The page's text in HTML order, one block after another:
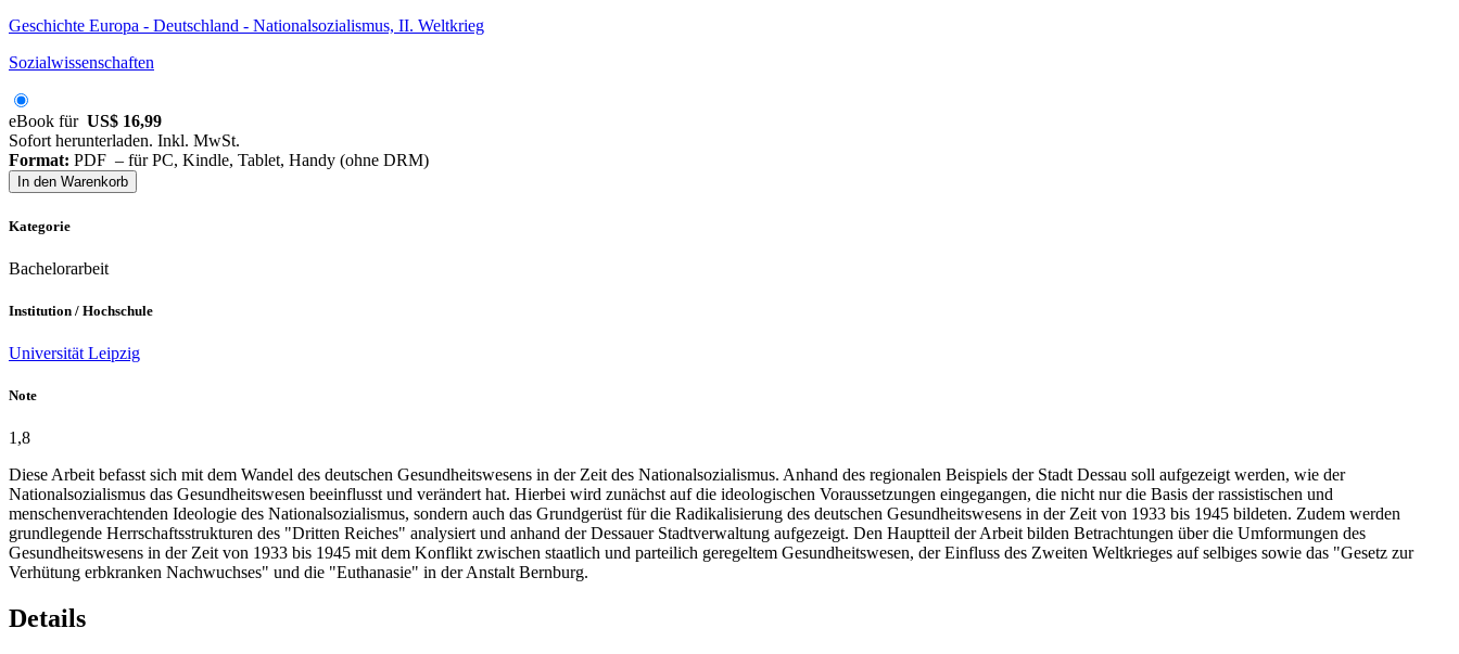
Geschichte Europa - Deutschland - Nationalsozialismus, II. Weltkrieg
Sozialwissenschaften
eBook für US$ 16,99
Sofort herunterladen. Inkl. MwSt.
Format: PDF – für PC, Kindle, Tablet, Handy (ohne DRM)
In den Warenkorb
Kategorie
Bachelorarbeit
Institution / Hochschule
Universität Leipzig
Note
1,8
Diese Arbeit befasst sich mit dem Wandel des deutschen Gesundheitswesens in der Zeit des Nationalsozialismus. Anhand des regionalen Beispiels der Stadt Dessau soll aufgezeigt werden, wie der
Nationalsozialismus das Gesundheitswesen beeinflusst und verändert hat. Hierbei wird zunächst auf die ideologischen Voraussetzungen eingegangen, die nicht nur die Basis der rassistischen und
menschenverachtenden Ideologie des Nationalsozialismus, sondern auch das Grundgerüst für die Radikalisierung des deutschen Gesundheitswesens in der Zeit von 1933 bis 1945 bildeten. Zudem werden
grundlegende Herrschaftsstrukturen des "Dritten Reiches" analysiert und anhand der Dessauer Stadtverwaltung aufgezeigt. Den Hauptteil der Arbeit bilden Betrachtungen über die Umformungen des
Gesundheitswesens in der Zeit von 1933 bis 1945 mit dem Konflikt zwischen staatlich und parteilich geregeltem Gesundheitswesen, der Einfluss des Zweiten Weltkrieges auf selbiges sowie das "Gesetz zur
Verhütung erbkranken Nachwuchses" und die "Euthanasie" in der Anstalt Bernburg.
Details